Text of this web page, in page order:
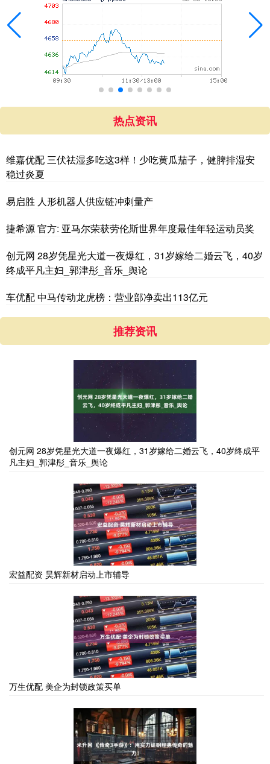
热点资讯
维嘉优配 三伏祛湿多吃这3样！少吃黄瓜茄子，健脾排湿安
稳过炎夏
易启胜 人形机器人供应链冲刺量产
捷希源 官方: 亚马尔荣获劳伦斯世界年度最佳年轻运动员奖
创元网 28岁凭星光大道一夜爆红，31岁嫁给二婚云飞，40岁
终成平凡主妇_郭津彤_音乐_舆论
车优配 中马传动龙虎榜：营业部净卖出113亿元
推荐资讯
创元网 28岁凭星光大道一夜爆红，31岁嫁给二婚云飞，40岁终成平
凡主妇_郭津彤_音乐_舆论
宏益配资 昊辉新材启动上市辅导
万生优配 美企为封锁政策买单